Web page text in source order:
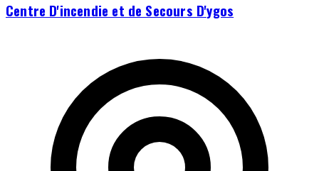
Centre D'incendie et de Secours D'ygos